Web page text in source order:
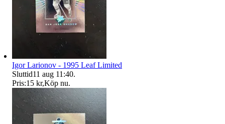
Igor Larionov - 1995 Leaf Limited
Sluttid11 aug 11:40.
Pris:15 kr,Köp nu.